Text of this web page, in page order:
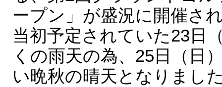
ープン」が盛況に開催さ
当初予定されていた23日
くの雨天の為、25日（日
い晩秋の晴天となりまし